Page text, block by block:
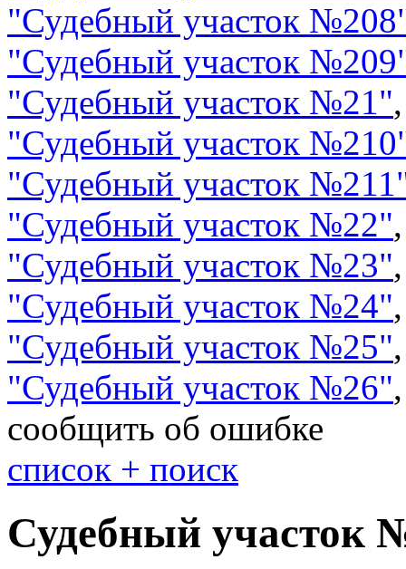
"Судебный участок №208
"Судебный участок №209
"Судебный участок №21"
"Судебный участок №210
"Судебный участок №211
"Судебный участок №22"
"Судебный участок №23"
"Судебный участок №24"
"Судебный участок №25"
"Судебный участок №26"
сообщить об ошибке
cписок + поиск
Судебный участок